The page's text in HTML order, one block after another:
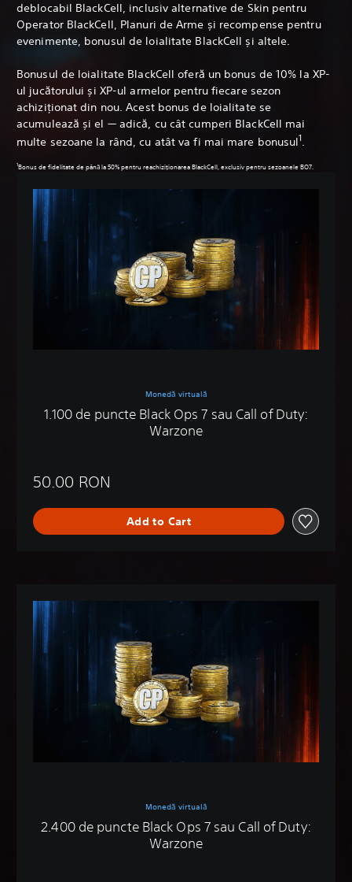
deblocabil BlackCell, inclusiv alternative de Skin pentru
Operator BlackCell, Planuri de Arme și recompense pentru
evenimente, bonusul de loialitate BlackCell și altele.
Bonusul de loialitate BlackCell oferă un bonus de 10% la XP-
ul jucătorului și XP-ul armelor pentru fiecare sezon
achiziționat din nou. Acest bonus de loialitate se
acumulează și el — adică, cu cât cumperi BlackCell mai
multe sezoane la rând, cu atât va fi mai mare bonusul1.
1Bonus de fidelitate de până la 50% pentru reachiziționarea BlackCell, exclusiv pentru sezoanele BO7.
Monedă virtuală
1.100 de puncte Black Ops 7 sau Call of Duty:
Warzone
50.00 RON
Add to Cart
Monedă virtuală
2.400 de puncte Black Ops 7 sau Call of Duty:
Warzone